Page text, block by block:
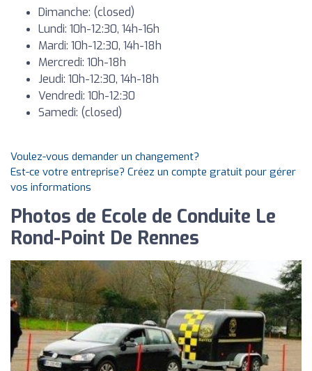
Dimanche: (closed)
Lundi: 10h-12:30, 14h-16h
Mardi: 10h-12:30, 14h-18h
Mercredi: 10h-18h
Jeudi: 10h-12:30, 14h-18h
Vendredi: 10h-12:30
Samedi: (closed)
Voulez-vous demander un changement?
Est-ce votre entreprise? Créez un compte gratuit pour gérer
vos informations
Photos de Ecole de Conduite Le
Rond-Point De Rennes